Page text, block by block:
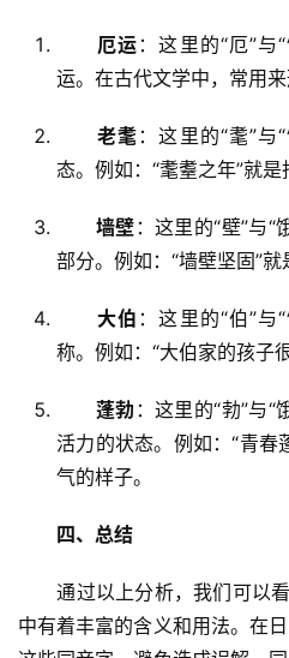
厄运 ：这里的“厄”与
运。在古代文学中，常用来
老耄 ：这里的“耄”与
态。例如：“耄耋之年”就是
墙壁 ：这里的“壁”与
部分。例如：“墙壁坚固”就
大伯 ：这里的“伯”与
称。例如：“大伯家的孩子
蓬勃 ：这里的“勃”与
活力的状态。例如：“青春
气的样子。
四、总结
通过以上分析，我们可以看
中有着丰富的含义和用法。在